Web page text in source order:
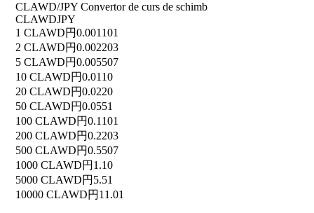
CLAWD/JPY Convertor de curs de schimb
CLAWDJPY
1 CLAWD円0.001101
2 CLAWD円0.002203
5 CLAWD円0.005507
10 CLAWD円0.0110
20 CLAWD円0.0220
50 CLAWD円0.0551
100 CLAWD円0.1101
200 CLAWD円0.2203
500 CLAWD円0.5507
1000 CLAWD円1.10
5000 CLAWD円5.51
10000 CLAWD円11.01